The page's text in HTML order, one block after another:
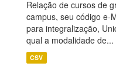
Relação de cursos de
campus, seu código e-
para integralização,
qual a modalidade de...
CSV